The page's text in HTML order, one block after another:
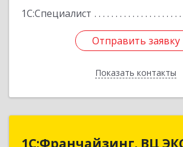
1С:Специалист
Отправить заявку
Показать контакты
Отправить заявку
Назад
1С:Франчайзинг. ВЦ
1С:Франчайзинг.